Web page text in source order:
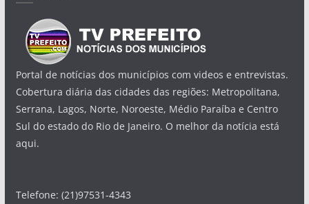
Portal de notícias dos municípios com videos e entrevistas.
Cobertura diária das cidades das regiões: Metropolitana,
Serrana, Lagos, Norte, Noroeste, Médio Paraíba e Centro
Sul do estado do Rio de Janeiro. O melhor da notícia está
aqui.
Telefone: (21)97531-4343